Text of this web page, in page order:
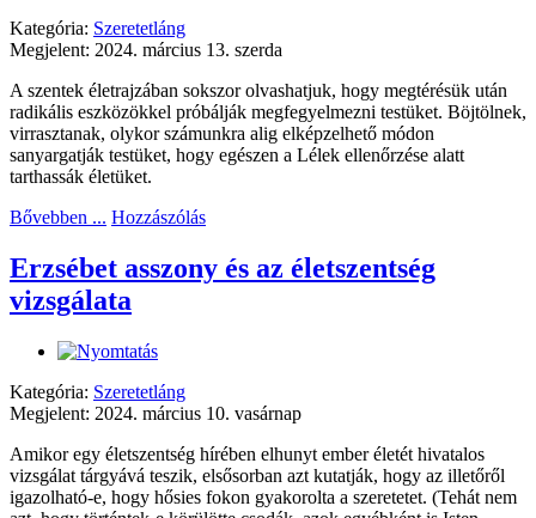
Kategória: Szeretetláng
Megjelent: 2024. március 13. szerda
A szentek életrajzában sokszor olvashatjuk, hogy megtérésük után
radikális eszközökkel próbálják megfegyelmezni testüket. Böjtölnek,
virrasztanak, olykor számunkra alig elképzelhető módon
sanyargatják testüket, hogy egészen a Lélek ellenőrzése alatt
tarthassák életüket.
Bővebben ... Hozzászólás
Erzsébet asszony és az életszentség
vizsgálata
Kategória: Szeretetláng
Megjelent: 2024. március 10. vasárnap
Amikor egy életszentség hírében elhunyt ember életét hivatalos
vizsgálat tárgyává teszik, elsősorban azt kutatják, hogy az illetőről
igazolható-e, hogy hősies fokon gyakorolta a szeretetet. (Tehát nem